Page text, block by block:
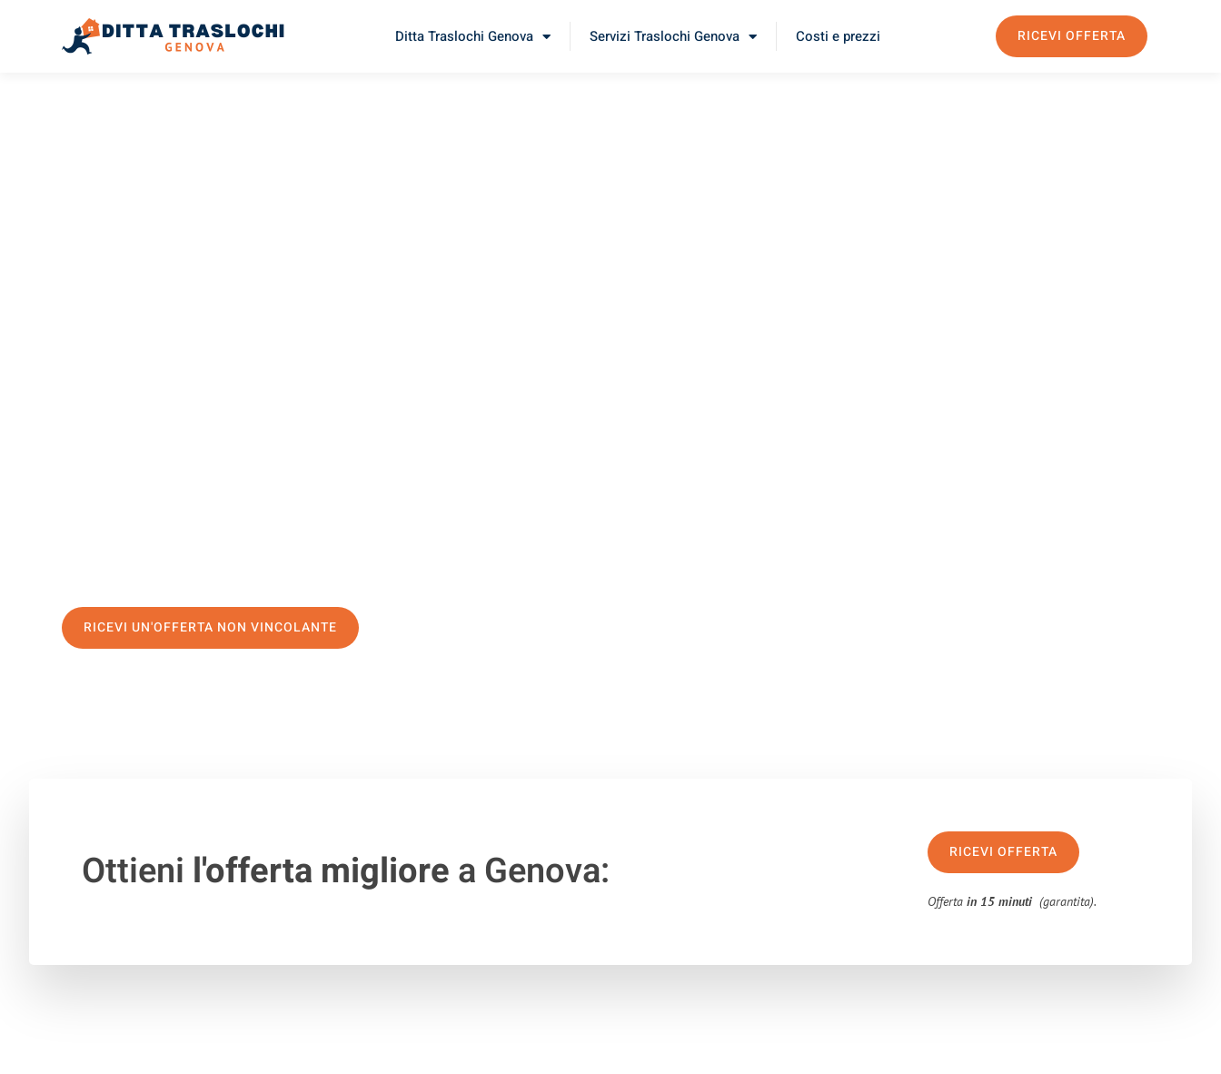
Ditta Traslochi Genova Servizi Traslochi Genova Costi e prezzi RICEVI OFFERTA
RICEVI UN'OFFERTA NON VINCOLANTE
Ottieni l'offerta migliorea Genova: RICEVI OFFERTA
Offertain 15 minuti (garantita).